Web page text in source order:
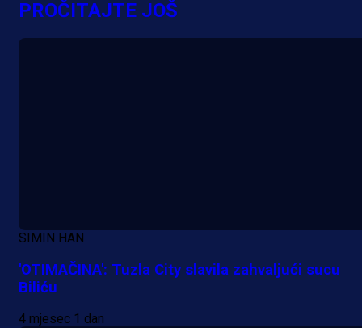
PROČITAJTE JOŠ
SIMIN HAN
'OTIMAČINA': Tuzla City slavila zahvaljući sucu
Biliću
4 mjesec 1 dan